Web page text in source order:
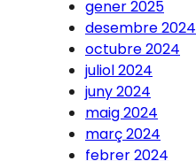
gener 2025
desembre 2024
octubre 2024
juliol 2024
juny 2024
maig 2024
març 2024
febrer 2024